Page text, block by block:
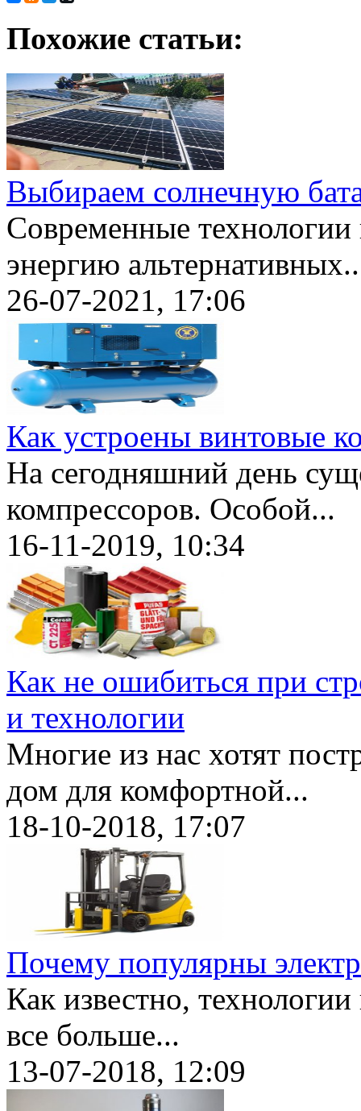
Похожие статьи:
Выбираем солнечную
Современные технологии
энергию
26-07-2021, 17:06
Как устроены винтовые
На сегодняшний день
компрессоров. Особой...
16-11-2019, 10:34
Как не ошибиться при
и технологии
Многие из нас хотят
дом для комфортной...
18-10-2018, 17:07
Почему популярны
Как известно,
все больше...
13-07-2018, 12:09